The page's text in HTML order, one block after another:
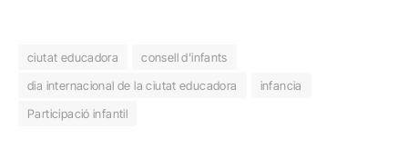
ciutat educadora
consell d'infants
dia internacional de la ciutat educadora
infancia
Participació infantil